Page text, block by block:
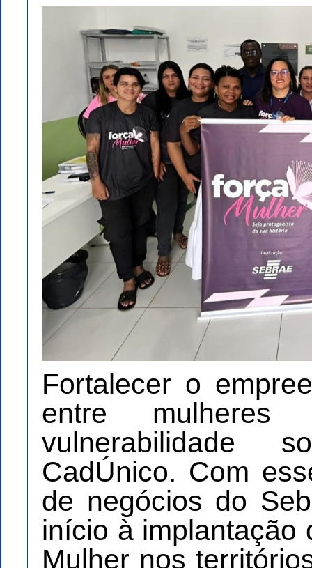
Fortalecer o
entre
vulnerabilidade
CadÚnico. Com
de negócios do
início à implantação
Mulher nos